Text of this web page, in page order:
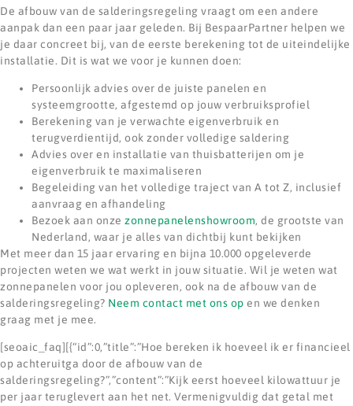
De afbouw van de salderingsregeling vraagt om een andere
aanpak dan een paar jaar geleden. Bij BespaarPartner helpen we
je daar concreet bij, van de eerste berekening tot de uiteindelijke
installatie. Dit is wat we voor je kunnen doen:
Persoonlijk advies over de juiste panelen en
systeemgrootte, afgestemd op jouw verbruiksprofiel
Berekening van je verwachte eigenverbruik en
terugverdientijd, ook zonder volledige saldering
Advies over en installatie van thuisbatterijen om je
eigenverbruik te maximaliseren
Begeleiding van het volledige traject van A tot Z, inclusief
aanvraag en afhandeling
Bezoek aan onze zonnepanelenshowroom, de grootste van
Nederland, waar je alles van dichtbij kunt bekijken
Met meer dan 15 jaar ervaring en bijna 10.000 opgeleverde
projecten weten we wat werkt in jouw situatie. Wil je weten wat
zonnepanelen voor jou opleveren, ook na de afbouw van de
salderingsregeling? Neem contact met ons op en we denken
graag met je mee.
[seoaic_faq][{“id”:0,”title”:”Hoe bereken ik hoeveel ik er financieel
op achteruitga door de afbouw van de
salderingsregeling?”,”content”:”Kijk eerst hoeveel kilowattuur je
per jaar teruglevert aan het net. Vermenigvuldig dat getal met